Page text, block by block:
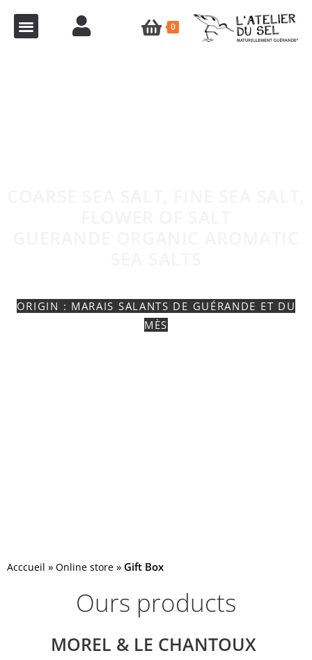
0
ORIGIN : MARAIS SALANTS DE GUÉRANDE ET DU
MÈS
Acccueil » Online store » Gift Box
Ours products
MOREL & LE CHANTOUX